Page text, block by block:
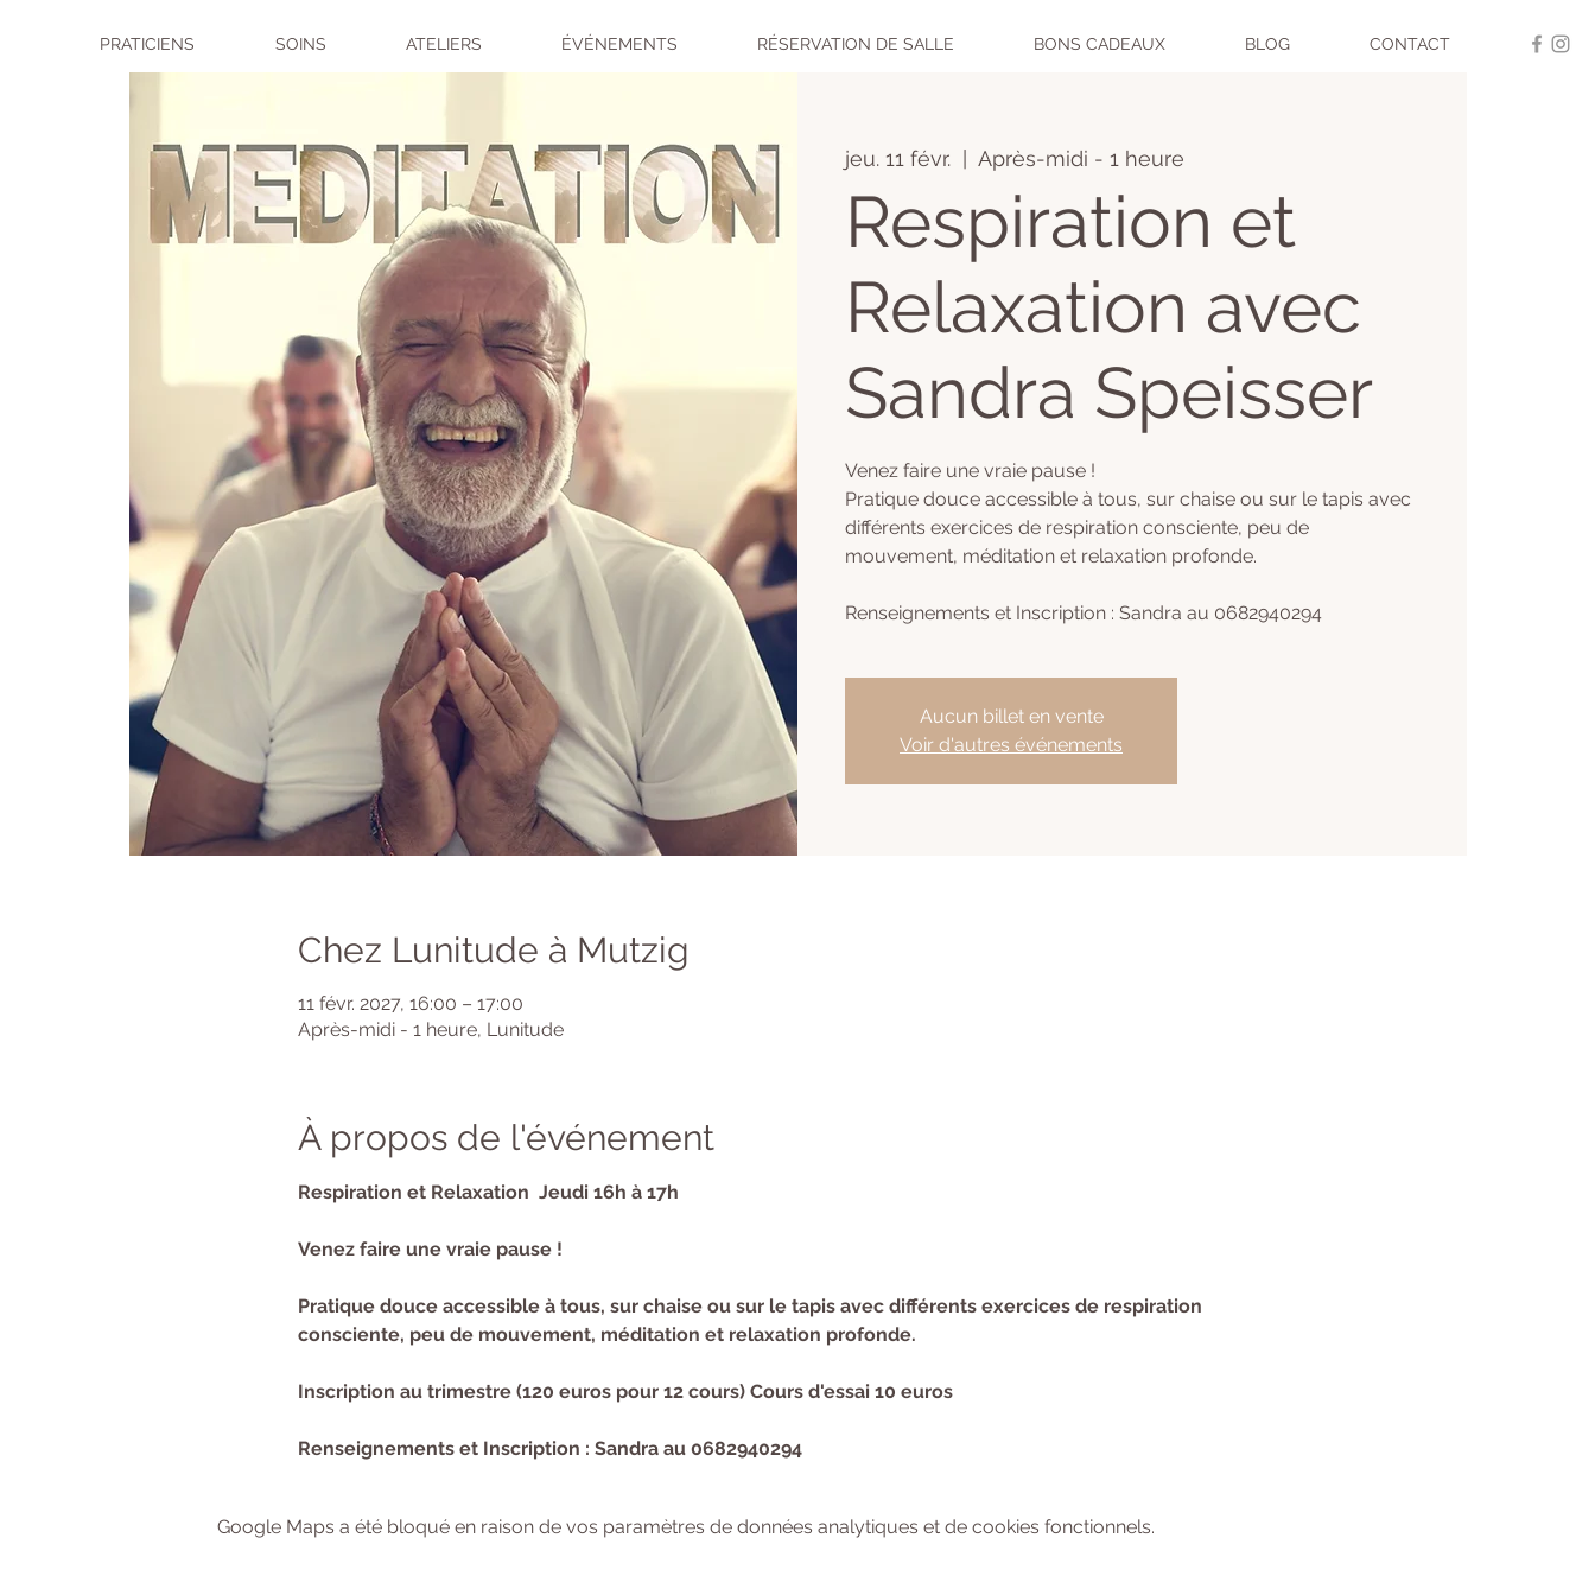
PRATICIENS SOINS ATELIERS ÉVÉNEMENTS RÉSERVATION DE SALLE BONS CADEAUX BLOG CONTACT
jeu. 11 févr. Après-midi - 1 heure
Respiration et
Relaxation avec
Sandra Speisser
Venez faire une vraie pause !
Pratique douce accessible à tous, sur chaise ou sur le tapis avec
différents exercices de respiration consciente, peu de
mouvement, méditation et relaxation profonde.
Renseignements et Inscription : Sandra au 0682940294
Aucun billet en vente
Voir d'autres événements
Chez Lunitude à Mutzig
11 févr. 2027, 16:00 – 17:00
Après-midi - 1 heure, Lunitude
À propos de l'événement
Respiration et Relaxation  Jeudi 16h à 17h
Venez faire une vraie pause !
Pratique douce accessible à tous, sur chaise ou sur le tapis avec différents exercices de respiration
consciente, peu de mouvement, méditation et relaxation profonde.
Inscription au trimestre (120 euros pour 12 cours) Cours d'essai 10 euros
Renseignements et Inscription : Sandra au 0682940294
Google Maps a été bloqué en raison de vos paramètres de données analytiques et de cookies fonctionnels.